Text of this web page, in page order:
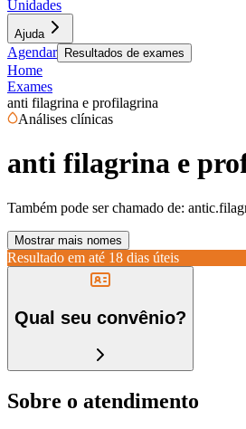
Unidades
Ajuda
Agendar Resultados de exames
Home
Exames
anti filagrina e profilagrina
Análises clínicas
anti filagrina e
Também pode ser chamado de:
Mostrar mais nomes
Resultado em até 18 dias úteis
Qual seu convênio?
Sobre o atendimento